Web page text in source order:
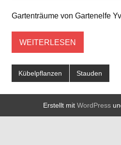
Gartenträume von Gartenelfe
WEITERLESEN
Kübelpflanzen Stauden
Erstellt mit WordPress